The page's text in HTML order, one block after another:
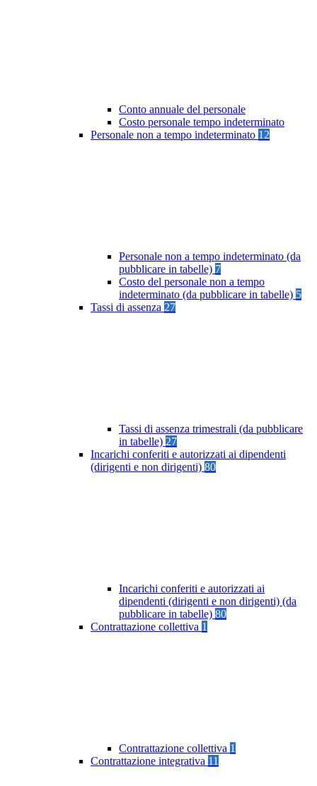
Conto annuale del personale
Costo personale tempo indeterminato
Personale non a tempo indeterminato 12
Personale non a tempo indeterminato (da
pubblicare in tabelle) 7
Costo del personale non a tempo
indeterminato (da pubblicare in tabelle) 5
Tassi di assenza 27
Tassi di assenza trimestrali (da pubblicare
in tabelle) 27
Incarichi conferiti e autorizzati ai dipendenti
(dirigenti e non dirigenti) 80
Incarichi conferiti e autorizzati ai
dipendenti (dirigenti e non dirigenti) (da
pubblicare in tabelle) 80
Contrattazione collettiva 1
Contrattazione collettiva 1
Contrattazione integrativa 11